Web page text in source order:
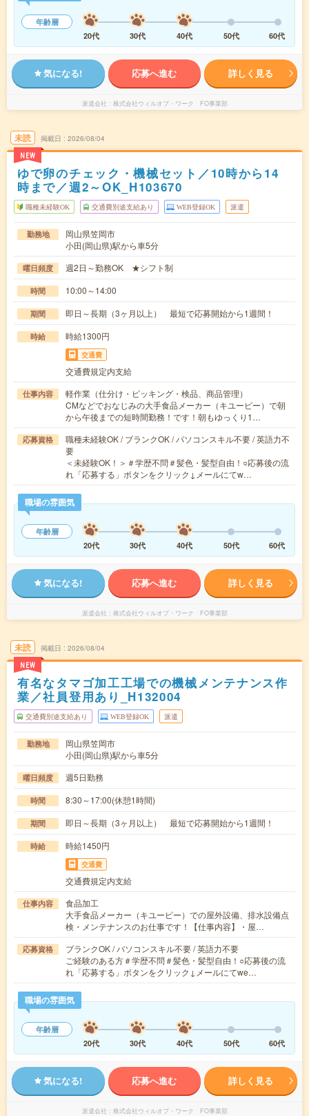
年齢層
20代
30代 40代 50代 60代
気になる! 応募へ進む 詳しく見る
派遣会社 株式会社ウィルオブ・ワーク FO事業部
未読
NEW
掲載日 2026/08/04
ゆで卵のチェック・機械セット／10時から14
時まで／週2～OK_H103670
職種未経験OK 交通費別途支給あり WEB登録OK 派遣
勤務地
岡山県笠岡市
小田(岡山県)駅から車5分
曜日頻度 週2日～勤務OK ★シフト制
時間 10:00～14:00
期間 即日～長期（3ヶ月以上） 最短で応募開始から1週間！
時給 時給1300円
交通費
交通費規定内支給
仕事内容
軽作業（仕分け・ピッキング・検品、商品管理）
CMなどでおなじみの大手食品メーカー（キユーピー）で朝
から午後までの短時間勤務！です！朝もゆっくり1…
応募資格
職種未経験OK / ブランクOK / パソコンスキル不要 / 英語力不
要
＜未経験OK！＞＃学歴不問＃髪色・髪型自由！○応募後の流
れ「応募する」ボタンをクリック↓メールにてw…
職場の雰囲気
年齢層
20代
30代 40代 50代 60代
気になる! 応募へ進む 詳しく見る
派遣会社 株式会社ウィルオブ・ワーク FO事業部
未読
NEW
掲載日 2026/08/04
有名なタマゴ加工工場での機械メンテナンス作
業／社員登用あり_H132004
交通費別途支給あり WEB登録OK 派遣
勤務地
岡山県笠岡市
小田(岡山県)駅から車5分
曜日頻度 週5日勤務
時間 8:30～17:00(休憩1時間)
期間 即日～長期（3ヶ月以上） 最短で応募開始から1週間！
時給 時給1450円
交通費
交通費規定内支給
仕事内容
食品加工
大手食品メーカー（キユーピー）での屋外設備、排水設備点
検・メンテナンスのお仕事です！【仕事内容】・屋…
応募資格
ブランクOK / パソコンスキル不要 / 英語力不要
ご経験のある方＃学歴不問＃髪色・髪型自由！○応募後の流
れ「応募する」ボタンをクリック↓メールにてwe…
職場の雰囲気
年齢層
20代
30代 40代 50代 60代
気になる! 応募へ進む 詳しく見る
派遣会社 株式会社ウィルオブ・ワーク FO事業部